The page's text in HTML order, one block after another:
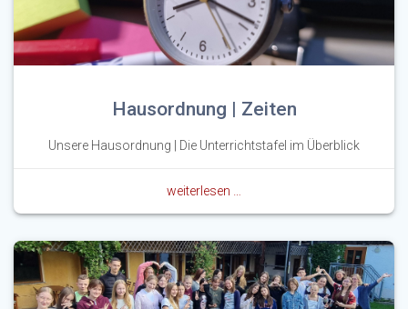
Hausordnung | Zeiten
Unsere Hausordnung | Die Unterrichtstafel im Überblick
weiterlesen …